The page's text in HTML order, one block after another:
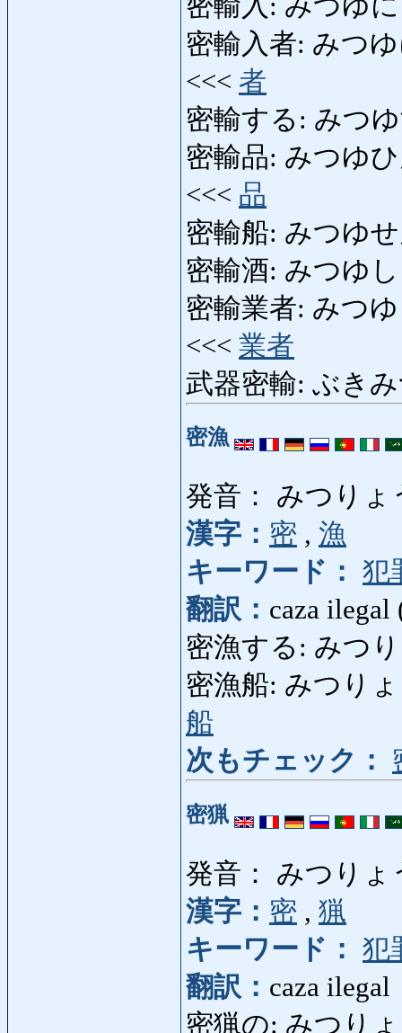
密輸入者: みつゆ
<<< 者
密輸する: みつゆ
密輸品: みつゆひ
<<< 品
密輸船: みつゆせ
密輸酒: みつゆし
密輸業者: みつゆ
<<< 業者
武器密輸: ぶきみ
密漁
発音： みつりょ
漢字： 密 , 漁
キーワード： 犯
翻訳： caza ilegal
密漁する: みつり
密漁船: みつりょ
船
次もチェック：
密猟
発音： みつりょ
漢字： 密 , 猟
キーワード： 犯
翻訳： caza ilegal
密猟の: みつり